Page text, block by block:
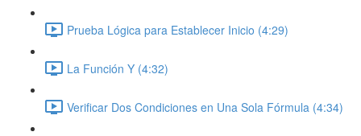
Prueba Lógica para Establecer Inicio (4:29)
La Función Y (4:32)
Verificar Dos Condiciones en Una Sola Fórmula (4:34)